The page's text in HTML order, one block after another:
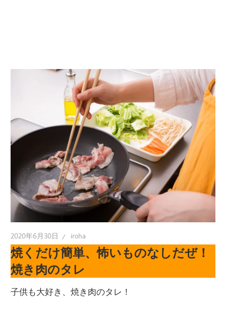
2020年6月30日 iroha
焼くだけ簡単、怖いものなしだぜ！
焼き肉のタレ
子供も大好き、焼き肉のタレ！